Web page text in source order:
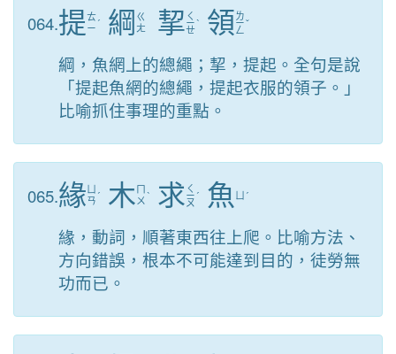
064.提ㄊ
ㄧ ˊ 綱 ㄍ
ㄤ
挈 ㄑ
ㄧ
ㄝ
ˋ 領 ㄌ
ㄧ
ㄥ
ˇ
綱，魚網上的總繩；挈，提起。全句是說
「提起魚網的總繩，提起衣服的領子。」
比喻抓住事理的重點。
065.緣ㄢ ˊ 木 ㄇ
ㄨ ˋ 求 ㄑ
ㄧ
ㄡ
ˊ 魚 ˊ
緣，動詞，順著東西往上爬。比喻方法、
方向錯誤，根本不可能達到目的，徒勞無
功而已。